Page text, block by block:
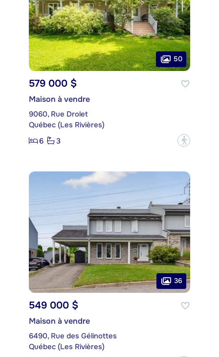
50
579 000 $
Maison à vendre
9060, Rue Drolet
Québec (Les Rivières)
6
3 ?
36
549 000 $
Maison à vendre
6490, Rue des Gélinottes
Québec (Les Rivières)